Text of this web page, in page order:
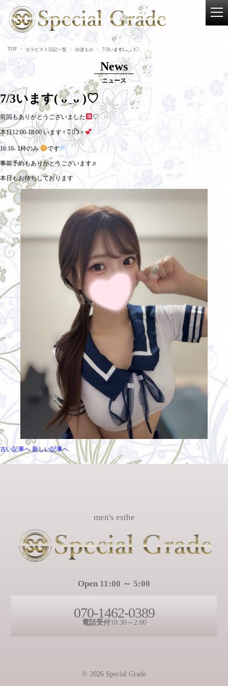
TOP セラピスト日記一覧 白波もか 7/3います( ᴗ ̫ ᴗ )♡
News
ニュース
7/3います( ᴗ ̫ ᴗ )♡
前回もありがとうございました ♡
本日12:00-18:00 います𐄑𐅁̂ ⩊፟ ̂𐅀𐄑
16:10- 1枠のみ です
事前予約もありがとうございます♬
本日もお待ちしております
古い記事へ 新しい記事へ
men's esthe
Open 11:00 ～ 5:00
070-1462-0389
電話受付10:30～2:00
© 2026 Special Grade